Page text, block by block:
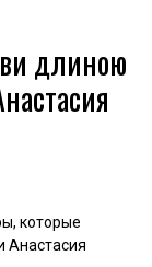
длиною
которые
Анастасия